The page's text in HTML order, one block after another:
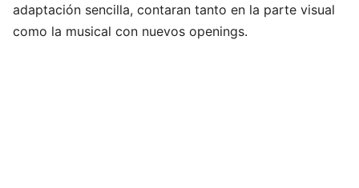
adaptación sencilla, contaran tanto en la parte visual
como la musical con nuevos openings.